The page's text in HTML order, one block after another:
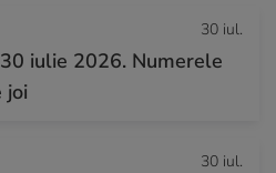
30 iul.
iulie 2026. Numerele
joi
30 iul.